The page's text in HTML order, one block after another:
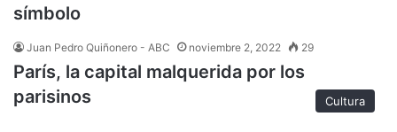
símbolo
Juan Pedro Quiñonero - ABC noviembre 2, 2022 29
París, la capital malquerida por los
parisinos
Cultura